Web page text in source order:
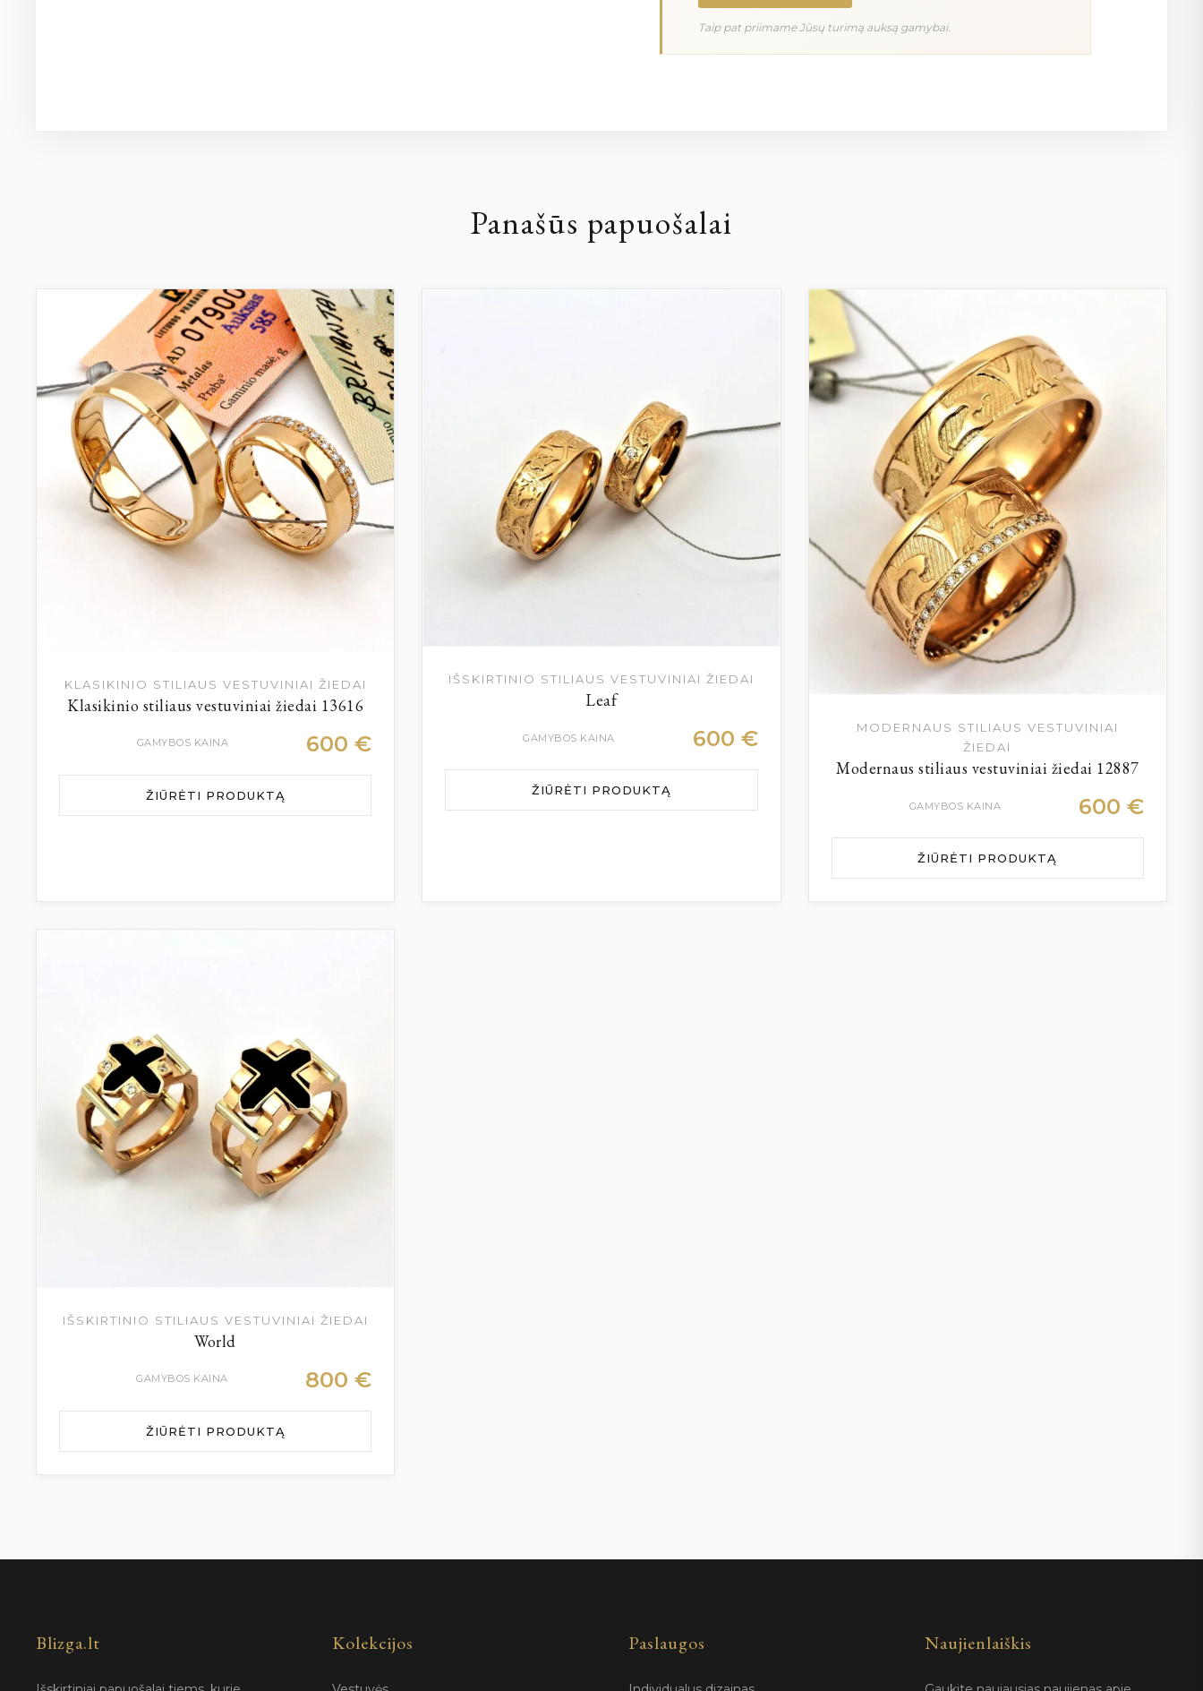
Taip pat priimame Jūsų turimą auksą gamybai.
Panašūs papuošalai
KLASIKINIO STILIAUS VESTUVINIAI ŽIEDAI
Klasikinio stiliaus vestuviniai žiedai 13616
GAMYBOS KAINA 600€
ŽIŪRĖTI PRODUKTĄ
IŠSKIRTINIO STILIAUS VESTUVINIAI ŽIEDAI
Leaf
GAMYBOS KAINA 600 €
ŽIŪRĖTI PRODUKTĄ
MODERNAUS STILIAUS VESTUVINIAI
ŽIEDAI
Modernaus stiliaus vestuviniai žiedai 12887
GAMYBOS KAINA 600 €
ŽIŪRĖTI PRODUKTĄ
IŠSKIRTINIO STILIAUS VESTUVINIAI ŽIEDAI
World
GAMYBOS KAINA 800€
ŽIŪRĖTI PRODUKTĄ
Blizga.lt Kolekcijos Paslaugos Naujienlaiškis